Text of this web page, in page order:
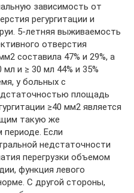
зависимость от
регургитации и
5-летняя выживаемость
отверстия
составила 47% и 29%, а
и ≥ 30 мл 44% и 35%
у больных с
площадь
≥40 мм2 является
такую же
Если
недстаточности
перегрузки объемом
функция левого
С другой стороны,